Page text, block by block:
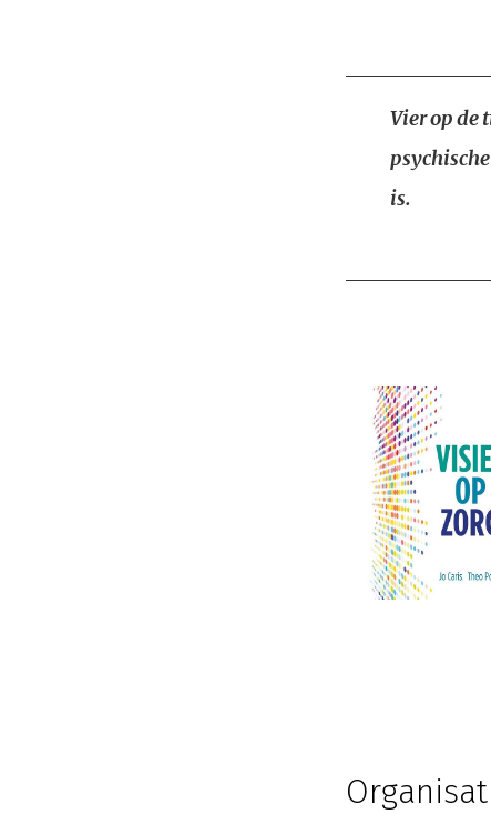
Vier op de
is.